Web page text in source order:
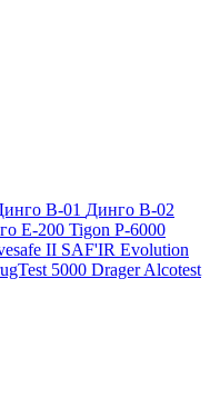
В-01 Динго В-02
Е-200 Tigon P-6000
II SAF'IR Evolution
5000 Drager Alcotest